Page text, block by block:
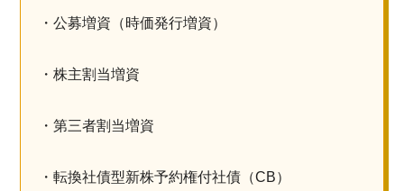
・公募増資（時価発行増資）
・株主割当増資
・第三者割当増資
・転換社債型新株予約権付社債（CB）